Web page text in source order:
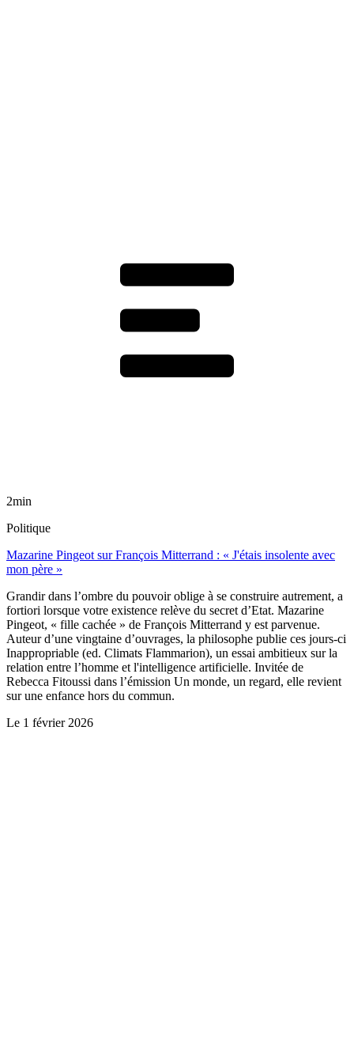
2min
Politique
Mazarine Pingeot sur François Mitterrand : « J'étais insolente avec
mon père »
Grandir dans l’ombre du pouvoir oblige à se construire autrement, a
fortiori lorsque votre existence relève du secret d’Etat. Mazarine
Pingeot, « fille cachée » de François Mitterrand y est parvenue.
Auteur d’une vingtaine d’ouvrages, la philosophe publie ces jours-ci
Inappropriable (ed. Climats Flammarion), un essai ambitieux sur la
relation entre l’homme et l'intelligence artificielle. Invitée de
Rebecca Fitoussi dans l’émission Un monde, un regard, elle revient
sur une enfance hors du commun.
Le 1 février 2026